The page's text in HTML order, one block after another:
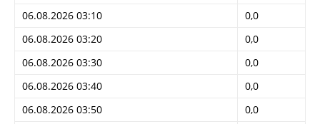
06.08.2026 03:10
0,0
06.08.2026 03:20
0,0
06.08.2026 03:30
0,0
06.08.2026 03:40
0,0
06.08.2026 03:50
0,0